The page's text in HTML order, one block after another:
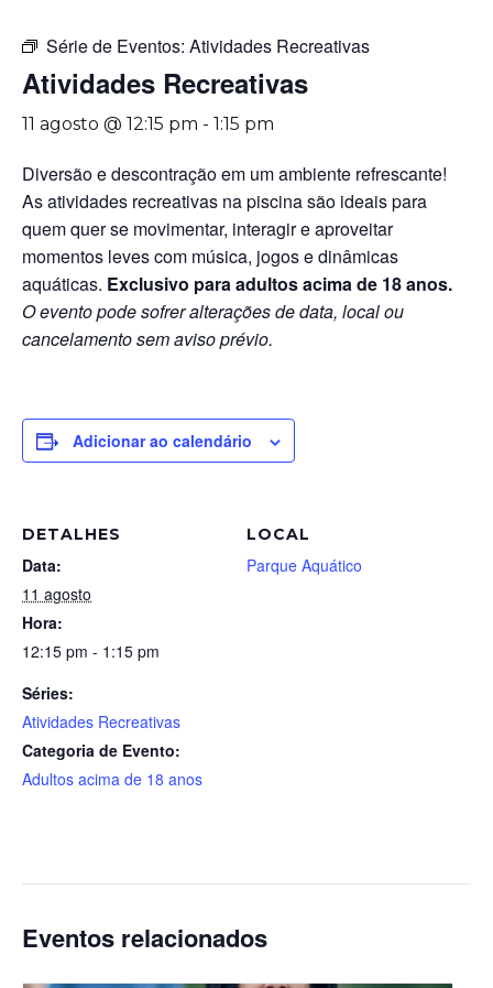
Série de Eventos: Atividades Recreativas
Atividades Recreativas
11 agosto @ 12:15 pm - 1:15 pm
Diversão e descontração em um ambiente refrescante!
As atividades recreativas na piscina são ideais para
quem quer se movimentar, interagir e aproveitar
momentos leves com música, jogos e dinâmicas
aquáticas. Exclusivo para adultos acima de 18 anos.
O evento pode sofrer alterações de data, local ou
cancelamento sem aviso prévio.
Adicionar ao calendário
DETALHES
Data:
11 agosto
Hora:
12:15 pm - 1:15 pm
Séries:
Atividades Recreativas
Categoria de Evento:
Adultos acima de 18 anos
LOCAL
Parque Aquático
Eventos relacionados